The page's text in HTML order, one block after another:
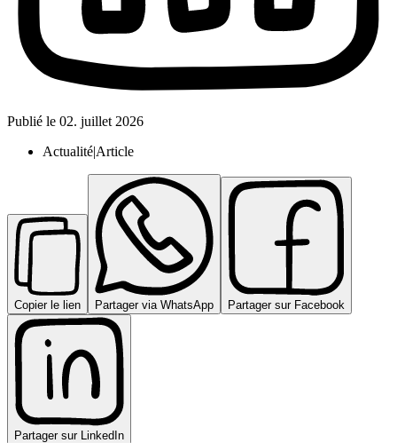
Publié le 02. juillet 2026
Actualité|Article
Copier le lien Partager via WhatsApp Partager sur Facebook
Partager sur LinkedIn